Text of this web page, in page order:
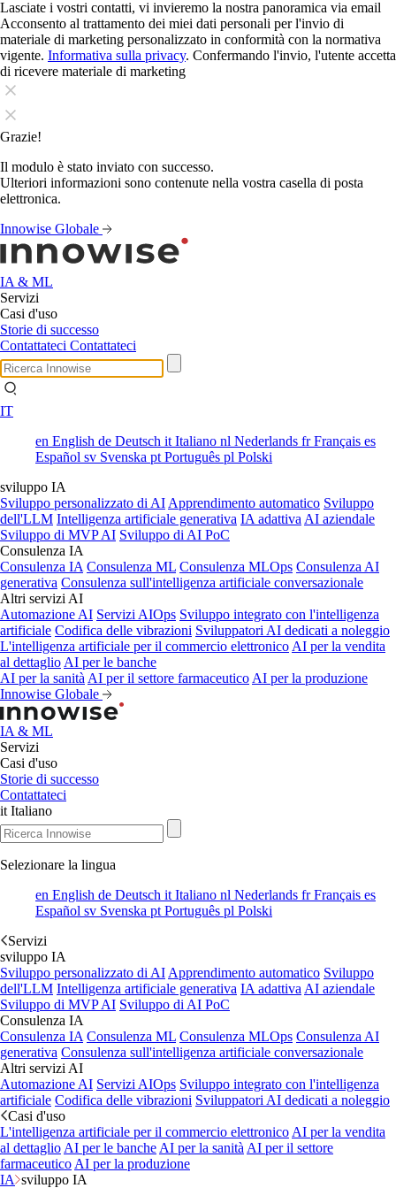
Lasciate i vostri contatti, vi invieremo la nostra panoramica via email
Acconsento al trattamento dei miei dati personali per l'invio di
materiale di marketing personalizzato in conformità con la normativa
vigente. Informativa sulla privacy. Confermando l'invio, l'utente accetta
di ricevere materiale di marketing
Grazie!
Il modulo è stato inviato con successo.
Ulteriori informazioni sono contenute nella vostra casella di posta
elettronica.
Innowise Globale
IA & ML
Servizi
Casi d'uso
Storie di successo
Contattateci Contattateci
IT
en English de Deutsch it Italiano nl Nederlands frFrançais es
Español sv Svenska pt Português pl Polski
sviluppo IA
Sviluppo personalizzato di AI Apprendimento automatico Sviluppo
dell'LLM Intelligenza artificiale generativa IA adattiva AI aziendale
Sviluppo di MVP AI Sviluppo di AI PoC
Consulenza IA
Consulenza IA Consulenza ML Consulenza MLOps Consulenza AI
generativa Consulenza sull'intelligenza artificiale conversazionale
Altri servizi AI
Automazione AI Servizi AIOps Sviluppo integrato con l'intelligenza
artificiale Codifica delle vibrazioni Sviluppatori AI dedicati a noleggio
L'intelligenza artificiale per il commercio elettronico AI per la vendita
al dettaglio AI per le banche
AI per la sanità AI per il settore farmaceutico AI per la produzione
Innowise Globale
IA & ML
Servizi
Casi d'uso
Storie di successo
Contattateci
it Italiano
Selezionare la lingua
en English de Deutsch it Italiano nl Nederlands frFrançais es
Español sv Svenska pt Português pl Polski
Servizi
sviluppo IA
Sviluppo personalizzato di AI Apprendimento automatico Sviluppo
dell'LLM Intelligenza artificiale generativa IA adattiva AI aziendale
Sviluppo di MVP AI Sviluppo di AI PoC
Consulenza IA
Consulenza IA Consulenza ML Consulenza MLOps Consulenza AI
generativa Consulenza sull'intelligenza artificiale conversazionale
Altri servizi AI
Automazione AI Servizi AIOps Sviluppo integrato con l'intelligenza
artificiale Codifica delle vibrazioni Sviluppatori AI dedicati a noleggio
Casi d'uso
L'intelligenza artificiale per il commercio elettronico AI per la vendita
al dettaglio AI per le banche AI per la sanità AI per il settore
farmaceutico AI per la produzione
IA sviluppo IA